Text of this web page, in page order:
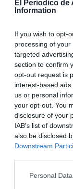
El Periodico de
Information
If you wish to opt-
processing of
targeted
section to confirm
opt-out request is
interest-based
us or personal
your opt-out. You
disclosure of your
IAB’s list of
also be disclosed
Downstream
Personal
en laatención
Participarán
neumología,
ocupacional,
Asimismo, la
casosque
paciente, tanto
con el objetivo de
de forma precoz .